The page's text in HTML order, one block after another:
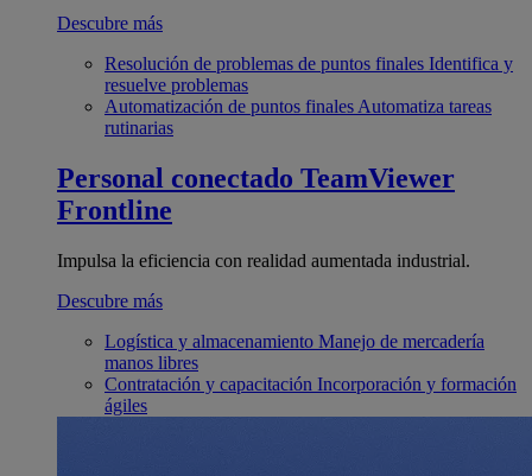
Descubre más
Resolución de problemas de puntos finales Identifica y
resuelve problemas
Automatización de puntos finales Automatiza tareas
rutinarias
Personal conectado TeamViewer
Frontline
Impulsa la eficiencia con realidad aumentada industrial.
Descubre más
Logística y almacenamiento Manejo de mercadería
manos libres
Contratación y capacitación Incorporación y formación
ágiles